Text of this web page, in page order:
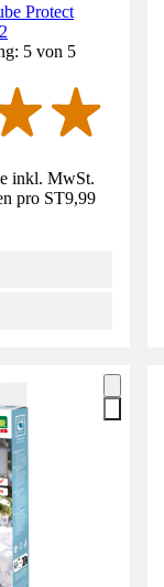
Protect
5 von 5
inkl. MwSt.
pro ST9,99